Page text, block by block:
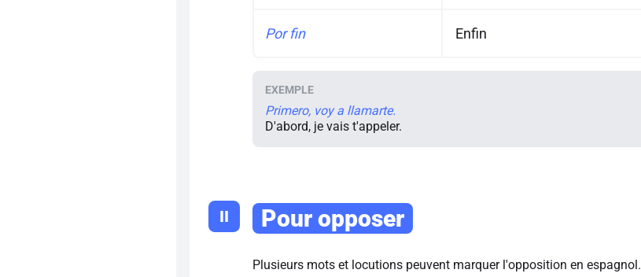
Por fin Enfin
Primero, voy a llamarte.
D'abord, je vais t'appeler.
II Pour opposer
Plusieurs mots et locutions peuvent marquer l'opposition en espagnol.